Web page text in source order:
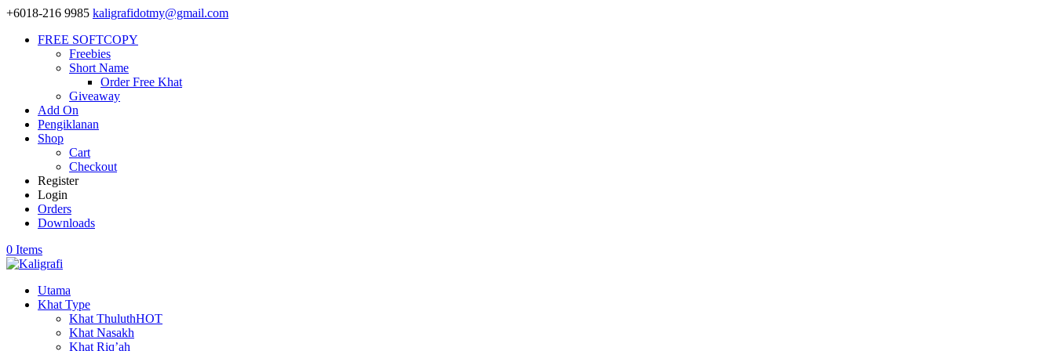
+6018-216 9985 kaligrafidotmy@gmail.com
FREE SOFTCOPY
Freebies
Short Name
Order Free Khat
Giveaway
Add On
Pengiklanan
Shop
Cart
Checkout
Register
Login
Orders
Downloads
0 Items
Utama
Khat Type
Khat ThuluthHOT
Khat Nasakh
Khat Riq’ah